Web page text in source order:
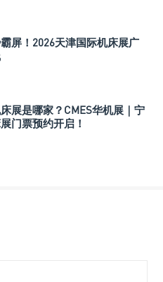
屏！2026天津国际机床展广
展是哪家？CMES华机展｜宁
门票预约开启！